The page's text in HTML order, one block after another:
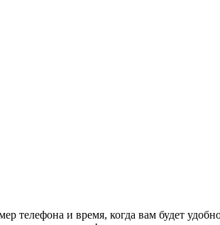
телефона и время, когда вам будет